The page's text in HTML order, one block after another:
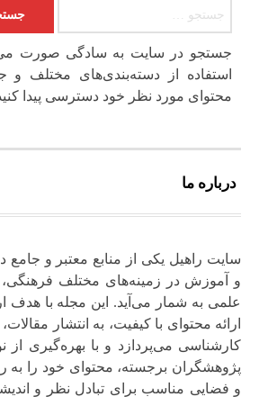
جستجو در سایت به سادگی صورت
استفاده از دسته‌بندی‌های مختلف و
محتوای مورد نظر خود دسترسی پیدا
درباره ما
سایت راهیل یکی از منابع معتبر و
و آموزش در زمینه‌های مختلف فرهنگی،
علمی به شمار می‌آید. این مجله با هدف
ارائه محتوای با کیفیت، به انتشار
کارشناسی می‌پردازد و با بهره‌گیری
پژوهشگران برجسته، محتوای خود را به‌
و فضایی مناسب برای تبادل نظر و